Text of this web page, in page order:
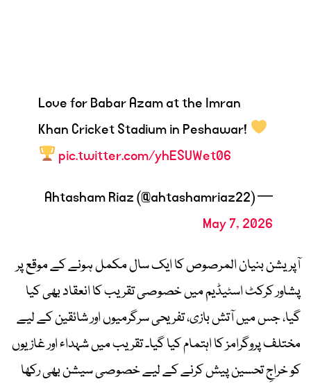
Love for Babar Azam at the Imran
Khan Cricket Stadium in Peshawar!
pic.twitter.com/yhESUWet06
— Ahtasham Riaz (@ahtashamriaz22)
May 7, 2026
آپریشن بنیان المرصوص کا ایک سال مکمل ہونے کے موقع پر
پشاور کرکٹ اسٹیڈیم میں خصوصی تقریب کا انعقاد بھی کیا
گیا، جس میں آتش بازی، تفریحی سرگرمیوں اور شائقین کے لیے
مختلف پروگرامز کا اہتمام کیا گیا۔ تقریب میں شہداء اور غازیوں
کو خراجِ تحسین پیش کرنے کے لیے خصوصی سیشن بھی رکھا